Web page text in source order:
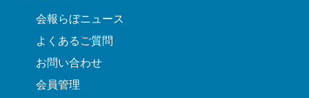
会報らぼニュース
よくあるご質問
お問い合わせ
会員管理